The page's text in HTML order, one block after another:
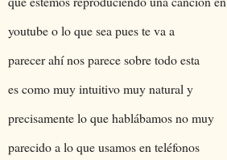
youtube o lo que sea pues te va a
parecer ahí nos parece sobre todo esta
es como muy intuitivo muy natural y
precisamente lo que hablábamos no muy
parecido a lo que usamos en teléfonos